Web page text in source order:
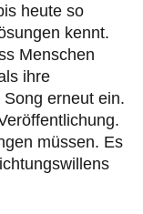
heute so
kennt.
Menschen
ihre
erneut ein.
müssen. Es